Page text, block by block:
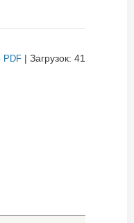
PDF | Загрузок: 41